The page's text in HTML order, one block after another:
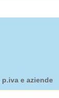
e aziende